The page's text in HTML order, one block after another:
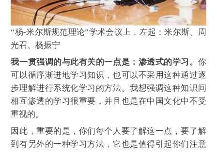
“杨-米尔斯规范理论”学术会议上，左起：米尔斯、周
光召、杨振宁
我一贯强调的与此有关的一点是：渗透式的学习。 你
可以循序渐进地学习知识，也可以不采用这种通过逐
步理解进行系统化学习的方法。我想强调这种知识间
相互渗透的学习很重要，并且也是在中国文化中不受
重视的。
因此，重要的是，你们每个人要了解这一点，要了解
到有另外的一种学习方法，它也是值得引起你们注意